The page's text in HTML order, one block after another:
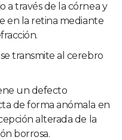
a través de la córnea y
en la retina mediante
transmite al cerebro
un defecto
de forma anómala en
alterada de la
borrosa.